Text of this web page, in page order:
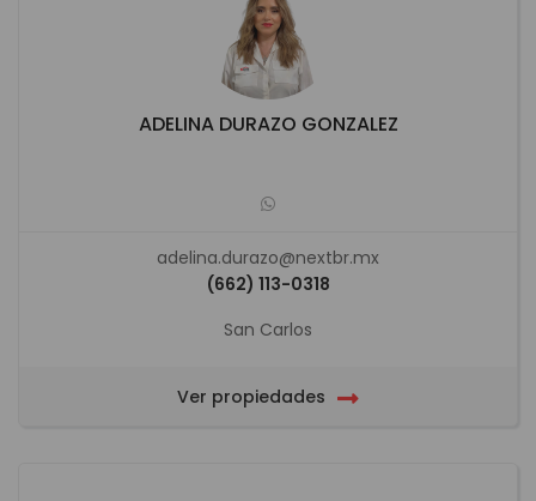
ADELINA DURAZO GONZALEZ
adelina.durazo@nextbr.mx
(662) 113-0318
San Carlos
Ver propiedades